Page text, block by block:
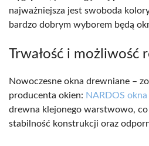
najważniejsza jest swoboda
bardzo dobrym wyborem będą
Trwałość i możliwość
Nowoczesne okna drewniane –
producenta okien: NARDOS okna
drewna klejonego warstwowo,
stabilność konstrukcji oraz